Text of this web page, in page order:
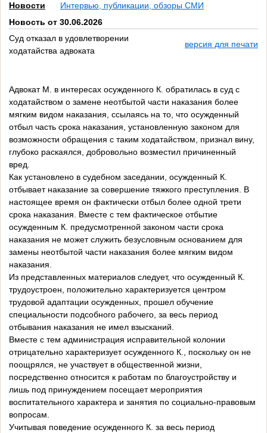
Новости
Интервью, публикации, обзоры СМИ
Новость от 30.06.2026
Суд отказал в удовлетворении
ходатайства адвоката
версия для печати
Адвокат М. в интересах осужденного К. обратилась в суд с
ходатайством о замене неотбытой части наказания более
мягким видом наказания, ссылаясь на то, что осужденный
отбыл часть срока наказания, установленную законом для
возможности обращения с таким ходатайством, признал вину,
глубоко раскаялся, добровольно возместил причиненный
вред.
Как установлено в судебном заседании, осужденный К.
отбывает наказание за совершение тяжкого преступления. В
настоящее время он фактически отбыл более одной трети
срока наказания. Вместе с тем фактическое отбытие
осужденным К. предусмотренной законом части срока
наказания не может служить безусловным основанием для
замены неотбытой части наказания более мягким видом
наказания.
Из представленных материалов следует, что осужденный К.
трудоустроен, положительно характеризуется центром
трудовой адаптации осужденных, прошел обучение
специальности подсобного рабочего, за весь период
отбывания наказания не имел взысканий.
Вместе с тем администрация исправительной колонии
отрицательно характеризует осужденного К., поскольку он не
поощрялся, не участвует в общественной жизни,
посредственно относится к работам по благоустройству и
лишь под принуждением посещает мероприятия
воспитательного характера и занятия по социально-правовым
вопросам.
Учитывая поведение осужденного К. за весь период